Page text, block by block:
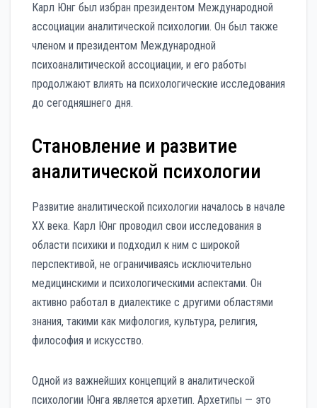
Карл Юнг был избран президентом Международной
ассоциации аналитической психологии. Он был также
членом и президентом Международной
психоаналитической ассоциации, и его работы
продолжают влиять на психологические исследования
до сегодняшнего дня.
Становление и развитие
аналитической психологии
Развитие аналитической психологии началось в начале
XX века. Карл Юнг проводил свои исследования в
области психики и подходил к ним с широкой
перспективой, не ограничиваясь исключительно
медицинскими и психологическими аспектами. Он
активно работал в диалектике с другими областями
знания, такими как мифология, культура, религия,
философия и искусство.
Одной из важнейших концепций в аналитической
психологии Юнга является архетип. Архетипы — это